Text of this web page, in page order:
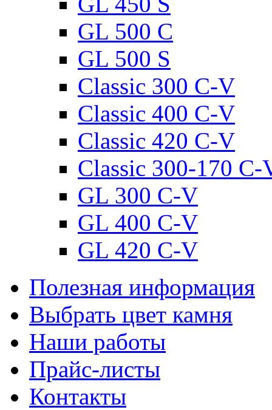
GL 500 C
GL 500 S
Classic 300 C-V
Classic 400 C-V
Classic 420 C-V
Classic 300-170 C-
GL 300 C-V
GL 400 C-V
GL 420 C-V
Полезная информация
Выбрать цвет камня
Наши работы
Прайс-листы
Контакты